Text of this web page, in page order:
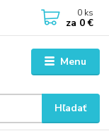
Menu
Hľadať
0 ks
za 0 €